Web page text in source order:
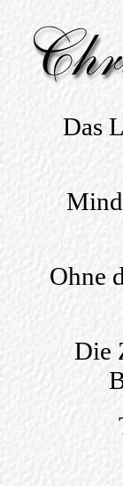
Das
Ohne
Die